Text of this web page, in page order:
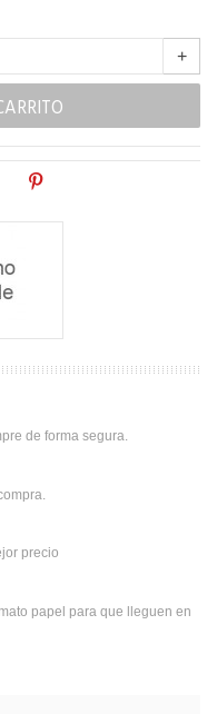
+
de forma segura.
precio
papel para que lleguen en